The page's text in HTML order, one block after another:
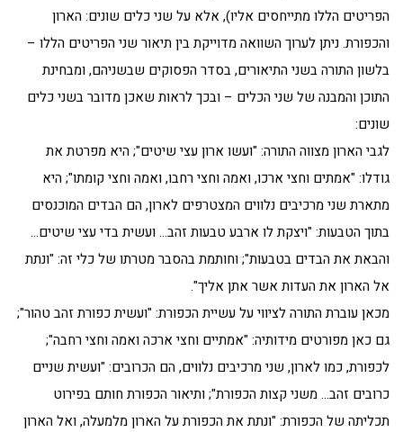
הפריטים הללו מתייחסים אליו), אלא על שני כלים שונים: הארון
והכפורת. ניתן לערוך השוואה מדוייקת בין תיאור שני הפריטים הללו –
בלשון התורה בשני התיאורים, בסדר הפסוקים שבשניהם, ומבחינת
התוכן והמבנה של שני הכלים – ובכך לראות שאכן מדובר בשני כלים
שונים:
לגבי הארון מצווה התורה: "ועשו ארון עצי שיטים"; היא מפרטת את
גודלו: "אמתים וחצי ארכו, ואמה וחצי רחבו, ואמה וחצי קומתו"; היא
מתארת שני מרכיבים נלווים המצטרפים לארון, הם הבדים המוכנסים
בתוך הטבעות: "ויצקת לו ארבע טבעות זהב… ועשית בדי עצי שיטים…
והבאת את הבדים בטבעות"; וחותמת בהסבר מטרתו של כלי זה: "ונתת
אל הארון את העדות אשר אתן אליך".
מכאן עוברת התורה לציווי על עשיית הכפורת: "ועשית כפורת זהב טהור";
גם כאן מפורטים מידותיה: "אמתיים וחצי ארכה ואמה וחצי רחבה";
לכפורת, כמו לארון, שני מרכיבים נלווים, הם הכרובים: "ועשית שניים
כרובים זהב… משני קצות הכפורת"; ותיאור הכפורת חותם בפירוט
תכליתה של הכפורת: "ונתת את הכפורת על הארון מלמעלה, ואל הארון